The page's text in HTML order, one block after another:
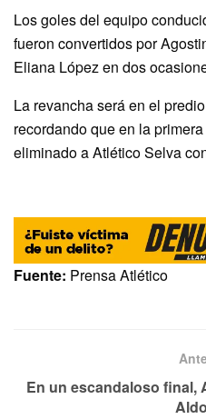
Los goles del equipo
fueron convertidos por
Eliana López en dos
La revancha será en el
recordando que en la
eliminado a Atlético Selva
Fuente: Prensa Atlético
En un escandaloso final,